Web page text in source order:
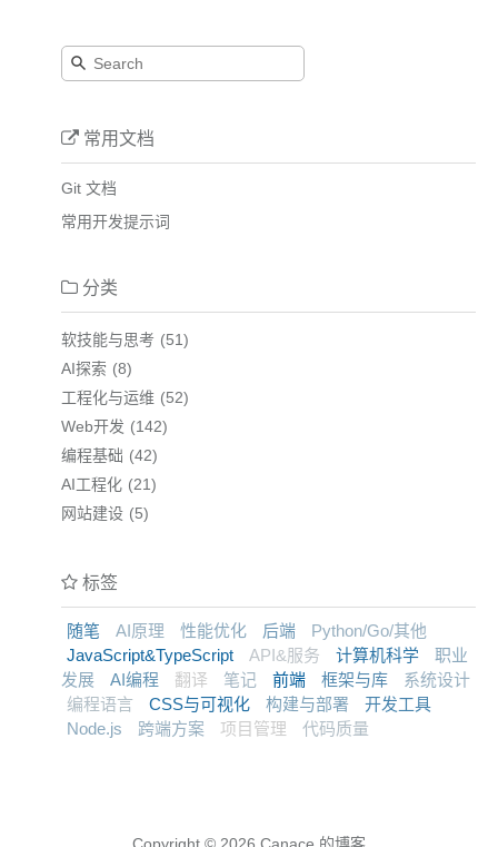
常用文档
Git 文档
常用开发提示词
分类
软技能与思考
51
AI探索
8
工程化与运维
52
Web开发
142
编程基础
42
AI工程化
21
网站建设
5
标签
随笔 AI原理 性能优化 后端
Python/Go/其他
JavaScript&TypeScript
API&服务 计算机科学
职业
发展
AI编程 翻译 笔记 前端 框架与库
系统设计
编程语言
CSS与可视化 构建与部署
开发工具
Node.js
跨端方案 项目管理 代码质量